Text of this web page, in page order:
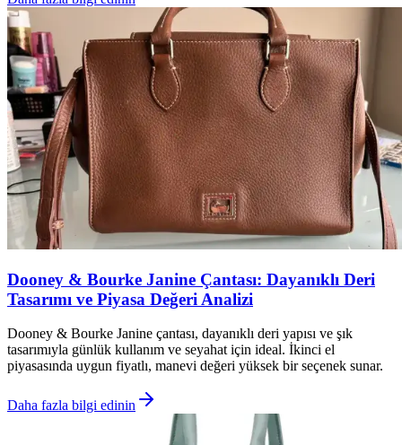
Dooney & Bourke Janine Çantası: Dayanıklı Deri
Tasarımı ve Piyasa Değeri Analizi
Dooney & Bourke Janine çantası, dayanıklı deri yapısı ve şık
tasarımıyla günlük kullanım ve seyahat için ideal. İkinci el
piyasasında uygun fiyatlı, manevi değeri yüksek bir seçenek sunar.
Daha fazla bilgi edinin